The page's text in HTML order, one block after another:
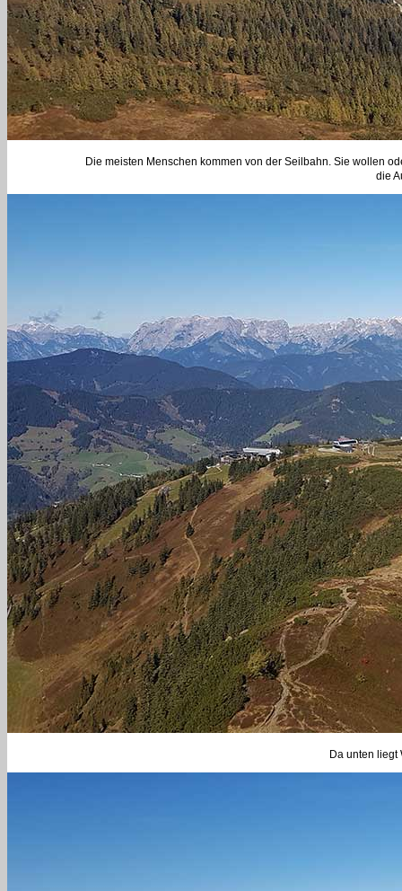
Die meisten Menschen kommen von der Seilbahn. Sie wollen
die
Da unten liegt